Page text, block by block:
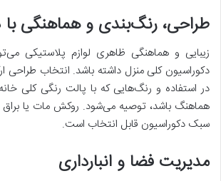
طراحی، رنگ‌بندی و هماهنگی با
زیبایی و هماهنگی ظاهری لوازم پلاستیکی
دکوراسیون کلی منزل داشته باشد. انتخاب طراحی
در استفاده و رنگ‌هایی که با پالت رنگی کلی
هماهنگ باشد، توصیه می‌شود. روکش مات یا براق
سبک دکوراسیون قابل انتخاب است.
مدیریت فضا و انبارداری